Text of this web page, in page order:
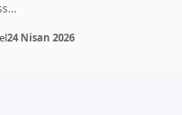
24 Nisan 2026